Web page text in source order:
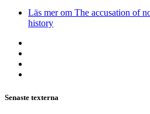
Läs merom The accusation of
history
Senaste texterna